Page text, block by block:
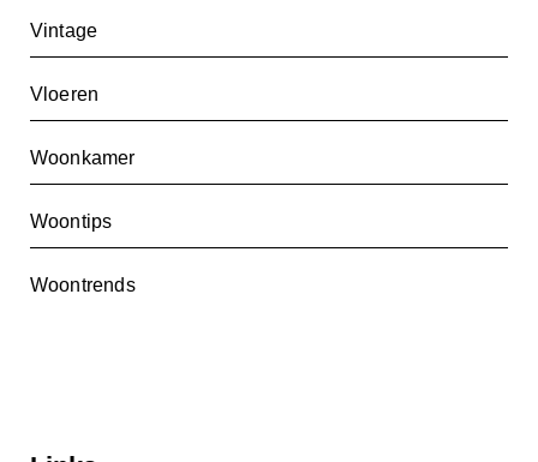
Vintage
Vloeren
Woonkamer
Woontips
Woontrends